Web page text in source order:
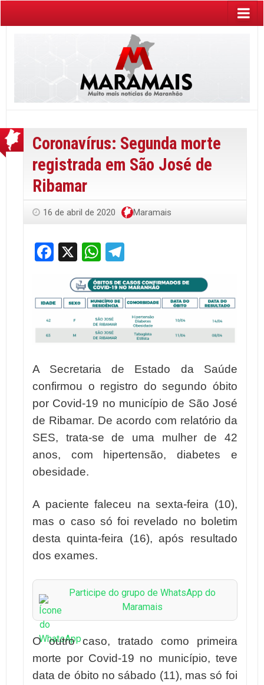
Coronavírus: Segunda morte
registrada em São José de
Ribamar
16 de abril de 2020 Maramais
Facebook
X WhatsApp
A Secretaria de Estado da Saúde
confirmou o registro do segundo óbito
por Covid-19 no município de São José
de Ribamar. De acordo com relatório da
SES, trata-se de uma mulher de 42
anos, com hipertensão, diabetes e
obesidade.
A paciente faleceu na sexta-feira (10),
mas o caso só foi revelado no boletim
desta quinta-feira (16), após resultado
dos exames.
Participe do grupo de WhatsApp do
Maramais
O outro caso, tratado como primeira
morte por Covid-19 no município, teve
data de óbito no sábado (11), mas só foi